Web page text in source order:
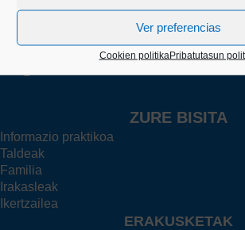
Ver preferencias
Cookien politikaPribatutasun
+34 943 43 00 51
ZURE BISITA
Informazio praktikoa
Taldeak
Familia
Irakasleak
Ikertzailea
ERAKUSKETAK